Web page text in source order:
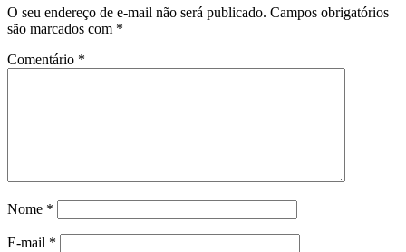
O seu endereço de e-mail não será publicado. Campos obrigatórios
são marcados com *
Comentário *
Nome *
E-mail *